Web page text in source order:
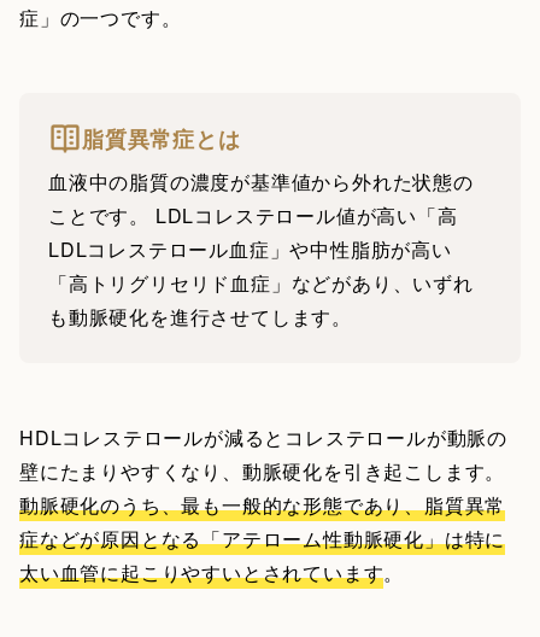
症」の一つです。
脂質異常症とは
血液中の脂質の濃度が基準値から外れた状態の
ことです。 LDLコレステロール値が高い「高
LDLコレステロール血症」や中性脂肪が高い
「高トリグリセリド血症」などがあり、いずれ
も動脈硬化を進行させてします。
HDLコレステロールが減るとコレステロールが動脈の
壁にたまりやすくなり、動脈硬化を引き起こします。
動脈硬化のうち、最も一般的な形態であり、脂質異常
症などが原因となる「アテローム性動脈硬化」は特に
太い血管に起こりやすいとされています。